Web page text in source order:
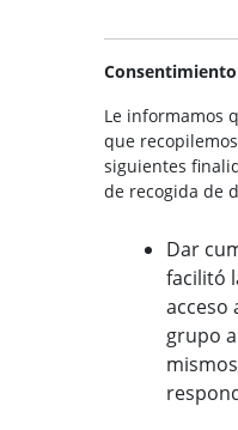
Le informamos
que
siguientes
de recogida de
Dar
facilitó
acceso
grupo